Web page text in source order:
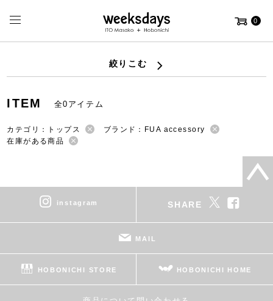
0
絞りこむ
ITEM 全0アイテム
カテゴリ：トップス
ブランド：FUA accessory
在庫がある商品
instagram SHARE
MAIL
HOBONICHI STORE HOBONICHI HOME